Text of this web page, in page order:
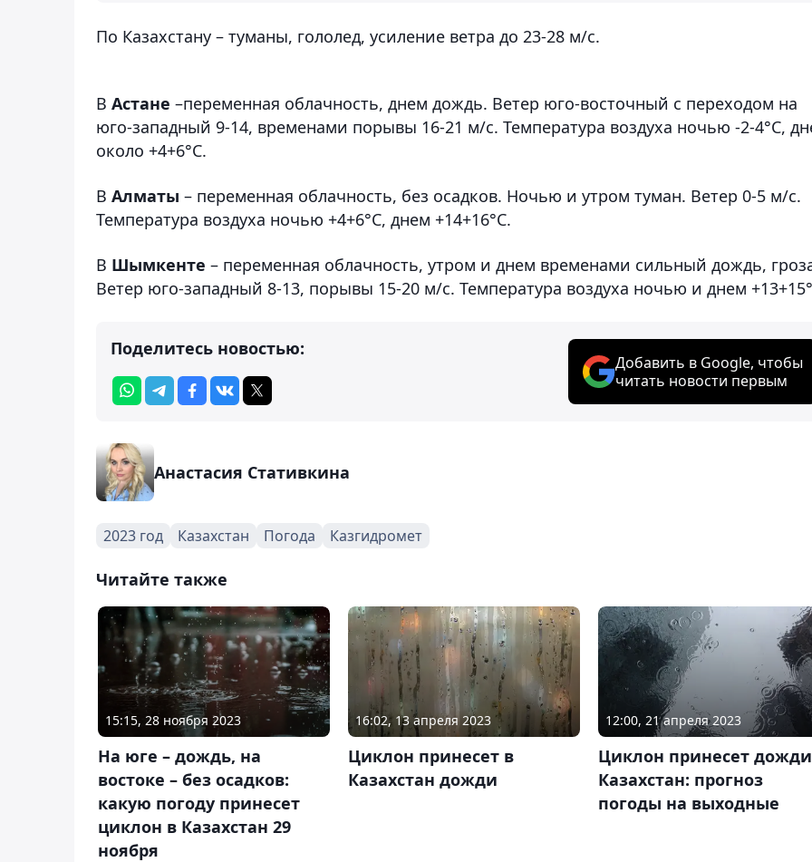
По Казахстану – туманы, гололед, усиление ветра до 23-28 м/с.
В Астане –переменная облачность, днем дождь. Ветер юго-восточный с переходом на
юго-западный 9-14, временами порывы 16-21 м/с. Температура воздуха ночью -2-4°С,
около +4+6°С.
В Алматы – переменная облачность, без осадков. Ночью и утром туман. Ветер 0-5 м/с.
Температура воздуха ночью +4+6°С, днем +14+16°С.
В Шымкенте – переменная облачность, утром и днем временами сильный дождь,
Ветер юго-западный 8-13, порывы 15-20 м/с. Температура воздуха ночью и днем
Поделитесь новостью:
Добавить в Google, чтобы
читать новости первым
Анастасия Стативкина
2023 год Казахстан Погода Казгидромет
Читайте также
15:15, 28 ноября 2023
На юге – дождь, на
востоке – без осадков:
какую погоду принесет
циклон в Казахстан 29
ноября
16:02, 13 апреля 2023
Циклон принесет в
Казахстан дожди
12:00, 21 апреля 2023
Циклон принесет
Казахстан: прогноз
погоды на выходные